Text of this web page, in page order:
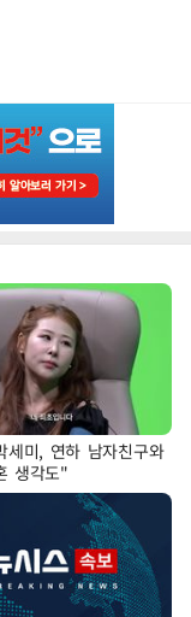
세미, 연하 남자친구와
생각도"